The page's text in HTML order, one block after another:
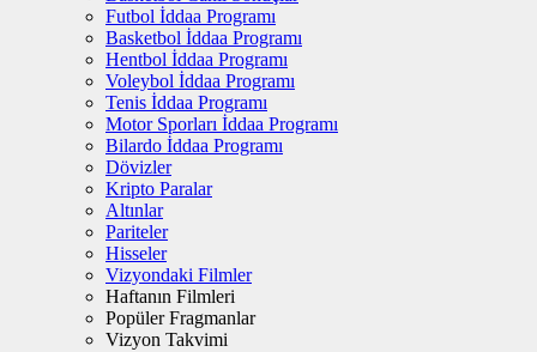
Futbol İddaa Programı
Basketbol İddaa Programı
Hentbol İddaa Programı
Voleybol İddaa Programı
Tenis İddaa Programı
Motor Sporları İddaa Programı
Bilardo İddaa Programı
Dövizler
Kripto Paralar
Altınlar
Pariteler
Hisseler
Vizyondaki Filmler
Haftanın Filmleri
Popüler Fragmanlar
Vizyon Takvimi